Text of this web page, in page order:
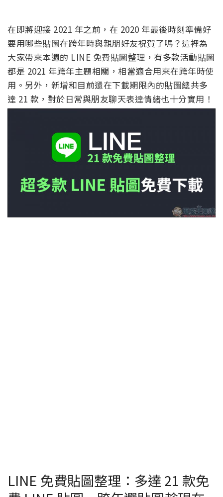
在即將迎接 2021 年之前，在 2020 年最後時刻準備好
要用哪些貼圖在跨年時與親朋好友祝賀了嗎？這裡為
大家帶來本週的 LINE 免費貼圖整理，有多款活動貼圖
都是 2021 年跨年主題相關，相當適合用來在跨年時使
用。另外，新增和目前還在下載期限內的貼圖總共多
達 21 款，對於日常與朋友聊天表達情緒也十分實用！
LINE 免費貼圖整理：多達 21 款免